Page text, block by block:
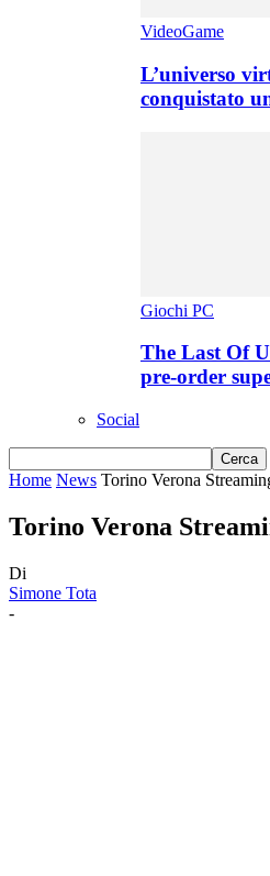
VideoGame
L’universo
conquistato
Giochi PC
The Last Of
pre-order
Social
Home News Torino Verona
Torino Verona
Di
Simone Tota
-